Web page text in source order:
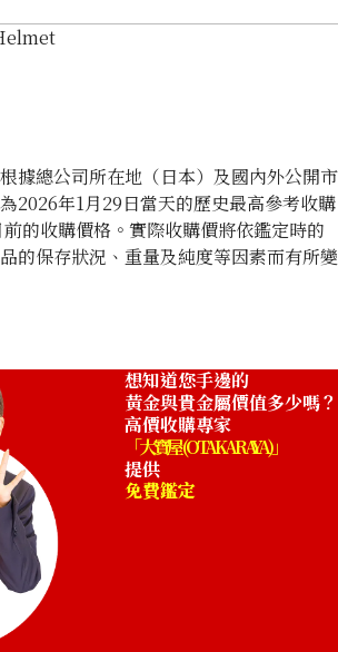
據總公司所在地（日本）及國內外公開市
2026年1月29日當天的歷史最高參考收購
的收購價格。實際收購價將依鑑定時的
的保存狀況、重量及純度等因素而有所變
想知道您手邊的
黃金與貴金屬價值多少嗎？
高價收購專家
「大寶屋 (OTAKARAYA)」
提供
免費鑑定